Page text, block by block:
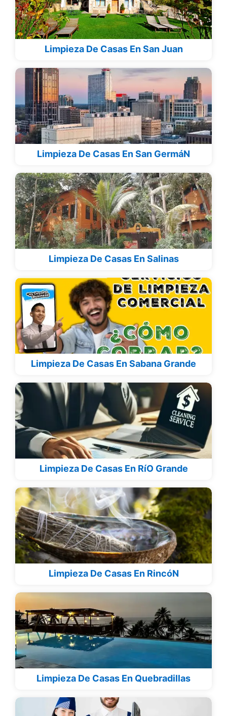
Limpieza De Casas En San Juan
Limpieza De Casas En San GermáN
Limpieza De Casas En Salinas
Limpieza De Casas En Sabana Grande
Limpieza De Casas En RíO Grande
Limpieza De Casas En RincóN
Limpieza De Casas En Quebradillas